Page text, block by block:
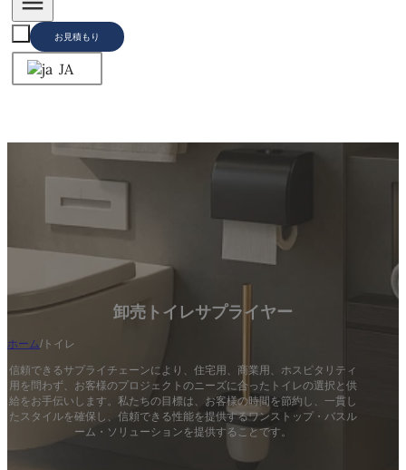
お見積もり
JA
卸売トイレサプライヤー
ホーム/ トイレ
信頼できるサプライチェーンにより、住宅用、商業用、ホスピタリティ
用を問わず、お客様のプロジェクトのニーズに合ったトイレの選択と供
給をお手伝いします。私たちの目標は、お客様の時間を節約し、一貫し
たスタイルを確保し、信頼できる性能を提供するワンストップ・バスル
ーム・ソリューションを提供することです。